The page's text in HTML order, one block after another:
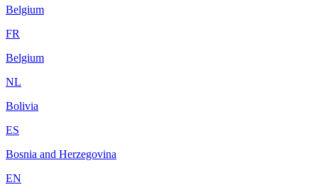
Belgium
FR
Belgium
NL
Bolivia
ES
Bosnia and Herzegovina
EN